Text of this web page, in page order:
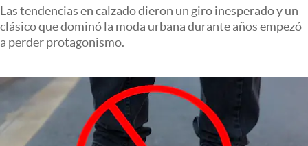
Apertura
Clase
Clima
Mundial 2026
Las tendencias en calzado dieron un giro inesperado y un
clásico que dominó la moda urbana durante años empezó
a perder protagonismo.